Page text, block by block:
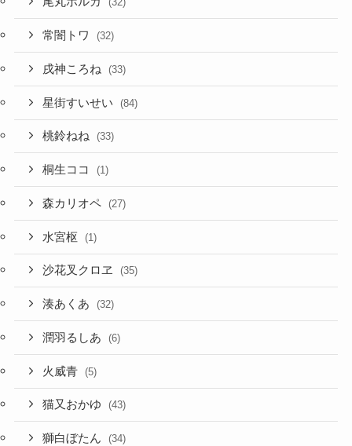
常闇トワ (32)
戌神ころね (33)
星街すいせい (84)
桃鈴ねね (33)
桐生ココ (1)
森カリオペ (27)
水宮枢 (1)
沙花叉クロヱ (35)
湊あくあ (32)
潤羽るしあ (6)
火威青 (5)
猫又おかゆ (43)
獅白ぼたん (34)